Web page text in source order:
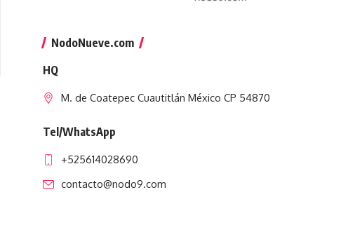
NodoNueve.com
HQ
M. de Coatepec Cuautitlán México CP 54870
Tel/WhatsApp
+525614028690
contacto@nodo9.com